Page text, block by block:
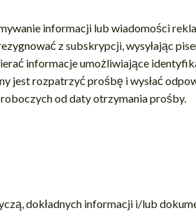
informacji lub wiadomości
z subskrypcji, wysyłając
informacje umożliwiające
jest rozpatrzyć prośbę i wysłać
od daty otrzymania prośby.
dokładnych informacji i/lub